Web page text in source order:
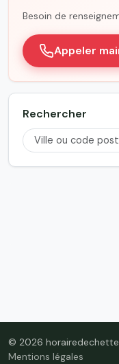
Besoin de
Appeler
Rechercher
© 2026
Mentions légales